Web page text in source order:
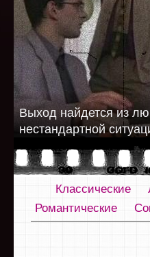
Выход найдется из
нестандартной
Классические
Романтические